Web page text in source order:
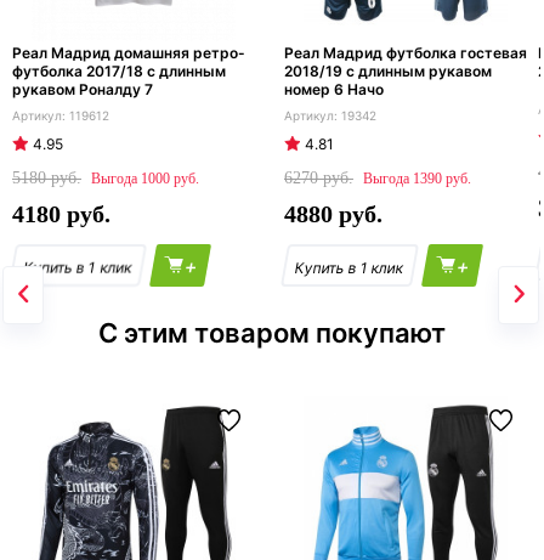
Реал Мадрид домашняя ретро-
футболка 2017/18 с длинным
рукавом Роналду 7
119612
4.95
5180
1000
4180
+
Реал Мадрид футболка гостевая
2018/19 с длинным рукавом
номер 6 Начо
19342
4.81
6270
1390
4880
+
С этим товаром покупают